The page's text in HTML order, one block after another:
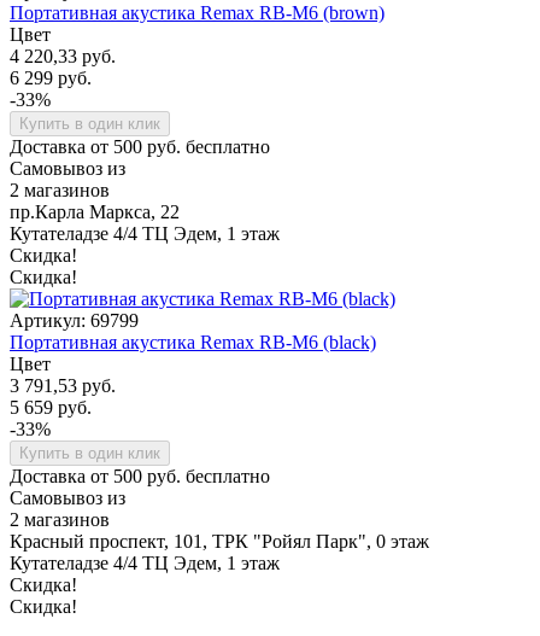
Портативная акустика Remax RB-M6 (brown)
Цвет
4 220,33 руб.
6 299 руб.
-33%
Купить в один клик
Доставка от 500 руб. бесплатно
Самовывоз из
2 магазинов
пр.Карла Маркса, 22
Кутателадзе 4/4 ТЦ Эдем, 1 этаж
Скидка!
Скидка!
Артикул: 69799
Портативная акустика Remax RB-M6 (black)
Цвет
3 791,53 руб.
5 659 руб.
-33%
Купить в один клик
Доставка от 500 руб. бесплатно
Самовывоз из
2 магазинов
Красный проспект, 101, ТРК "Ройял Парк", 0 этаж
Кутателадзе 4/4 ТЦ Эдем, 1 этаж
Скидка!
Скидка!